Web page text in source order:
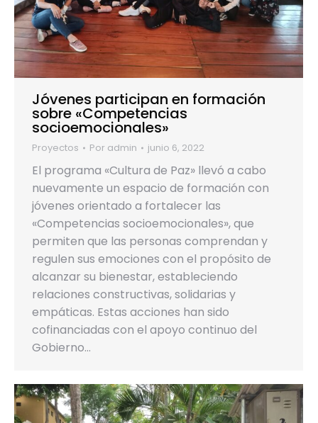
Jóvenes participan en formación
sobre «Competencias
socioemocionales»
Proyectos Por admin junio 6, 2022
El programa «Cultura de Paz» llevó a cabo
nuevamente un espacio de formación con
jóvenes orientado a fortalecer las
«Competencias socioemocionales», que
permiten que las personas comprendan y
regulen sus emociones con el propósito de
alcanzar su bienestar, estableciendo
relaciones constructivas, solidarias y
empáticas. Estas acciones han sido
cofinanciadas con el apoyo continuo del
Gobierno…